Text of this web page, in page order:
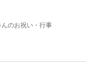
のお祝い・行事